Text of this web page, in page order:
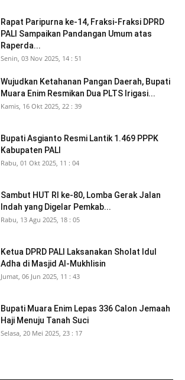
Rapat Paripurna ke-14, Fraksi-Fraksi DPRD
PALI Sampaikan Pandangan Umum atas
Raperda...
Senin, 03 Nov 2025, 14 : 51
Wujudkan Ketahanan Pangan Daerah, Bupati
Muara Enim Resmikan Dua PLTS Irigasi...
Kamis, 16 Okt 2025, 22 : 39
Bupati Asgianto Resmi Lantik 1.469 PPPK
Kabupaten PALI
Rabu, 01 Okt 2025, 11 : 04
Sambut HUT RI ke-80, Lomba Gerak Jalan
Indah yang Digelar Pemkab...
Rabu, 13 Agu 2025, 18 : 05
Ketua DPRD PALI Laksanakan Sholat Idul
Adha di Masjid Al-Mukhlisin
Jumat, 06 Jun 2025, 11 : 43
Bupati Muara Enim Lepas 336 Calon Jemaah
Haji Menuju Tanah Suci
Selasa, 20 Mei 2025, 23 : 17